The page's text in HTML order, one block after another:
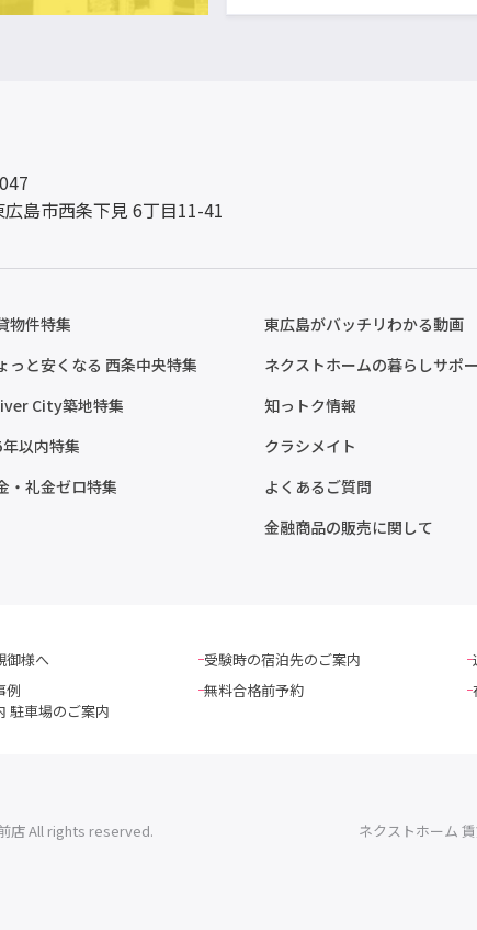
島市西条下見 6丁目11-41
物件特集
っと安くなる 西条中央特集
City築地特集
以内特集
・礼金ゼロ特集
東広島がバッチリわかる動画
ネクストホームの暮らしサポ
知っトク情報
クラシメイト
よくあるご質問
金融商品の販売に関して
御様へ 受験時の宿泊先のご案内
例 無料合格前予約
駐車場のご案内
店 All rights reserved. ネクストホーム